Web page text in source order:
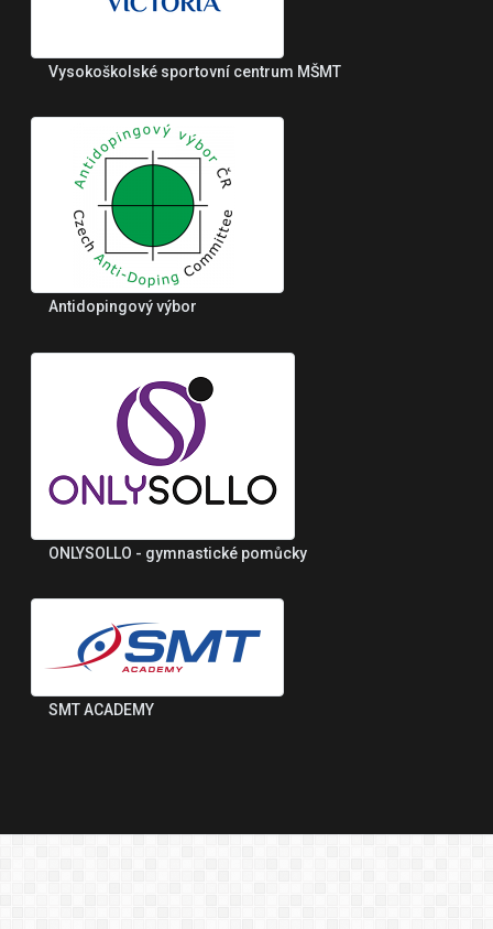
Vysokoškolské sportovní centrum MŠMT
Antidopingový výbor
ONLYSOLLO - gymnastické pomůcky
SMT ACADEMY